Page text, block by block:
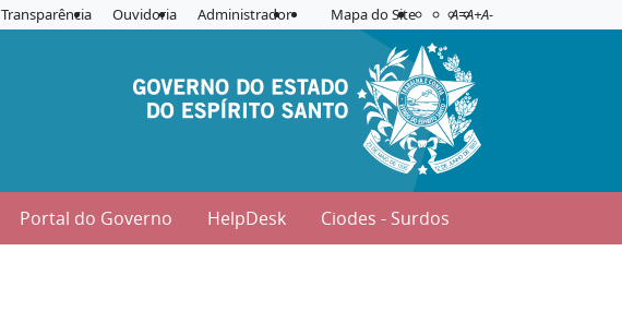
Transparência Ouvidoria Administrador Mapa do Site Acessibilidade
Aplicar contraste
A=A+A-
Portal do Governo HelpDesk Ciodes - Surdos